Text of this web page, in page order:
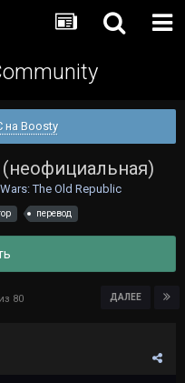
на Boosty
(неофициальная)
The Old Republic
перевод
ДАЛЕЕ
80